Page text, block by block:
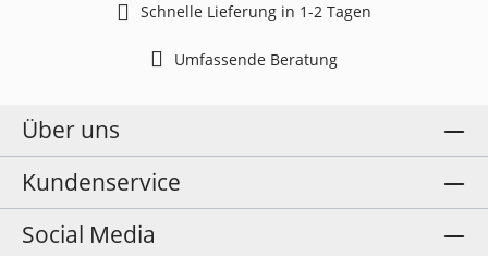
Schnelle Lieferung in 1-2 Tagen
Umfassende Beratung
Über uns
Kundenservice
Social Media